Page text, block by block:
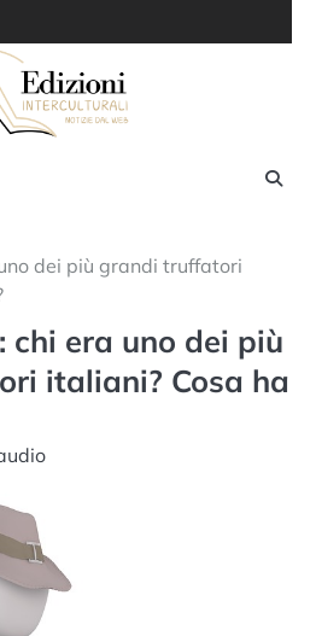
dei più grandi truffatori
chi era uno dei più
italiani? Cosa ha